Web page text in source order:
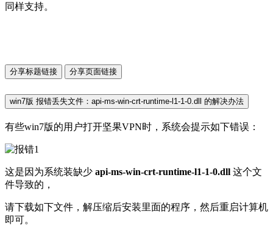
同样支持。
分享标题链接 分享页面链接
win7版 报错丢失文件：api-ms-win-crt-runtime-l1-1-0.dll 的解决办法
有些win7版的用户打开坚果VPN时，系统会提示如下错误：
这是因为系统装缺少 api-ms-win-crt-runtime-l1-1-0.dll 这个文
件导致的，
请下载如下文件，解压缩后安装里面的程序，然后重启计算机
即可。